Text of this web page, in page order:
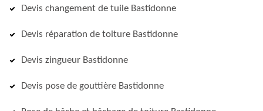
Devis changement de tuile Bastidonne
Devis réparation de toiture Bastidonne
Devis zingueur Bastidonne
Devis pose de gouttière Bastidonne